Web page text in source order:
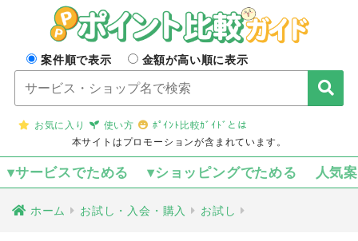
案件順で表示 金額が高い順に表示
お気に入り 使い方
ﾎﾟｲﾝﾄ比較ｶﾞｲﾄﾞとは
本サイトはプロモーションが含まれています。
▾サービスでためる ▾ショッピングでためる 人気
ホーム お試し・入会・購入 お試し